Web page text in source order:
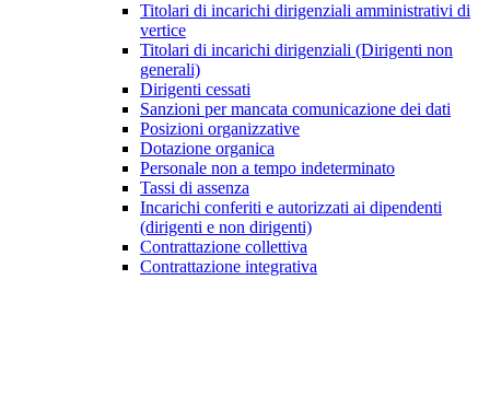
Titolari di incarichi dirigenziali amministrativi di
vertice
Titolari di incarichi dirigenziali (Dirigenti non
generali)
Dirigenti cessati
Sanzioni per mancata comunicazione dei dati
Posizioni organizzative
Dotazione organica
Personale non a tempo indeterminato
Tassi di assenza
Incarichi conferiti e autorizzati ai dipendenti
(dirigenti e non dirigenti)
Contrattazione collettiva
Contrattazione integrativa